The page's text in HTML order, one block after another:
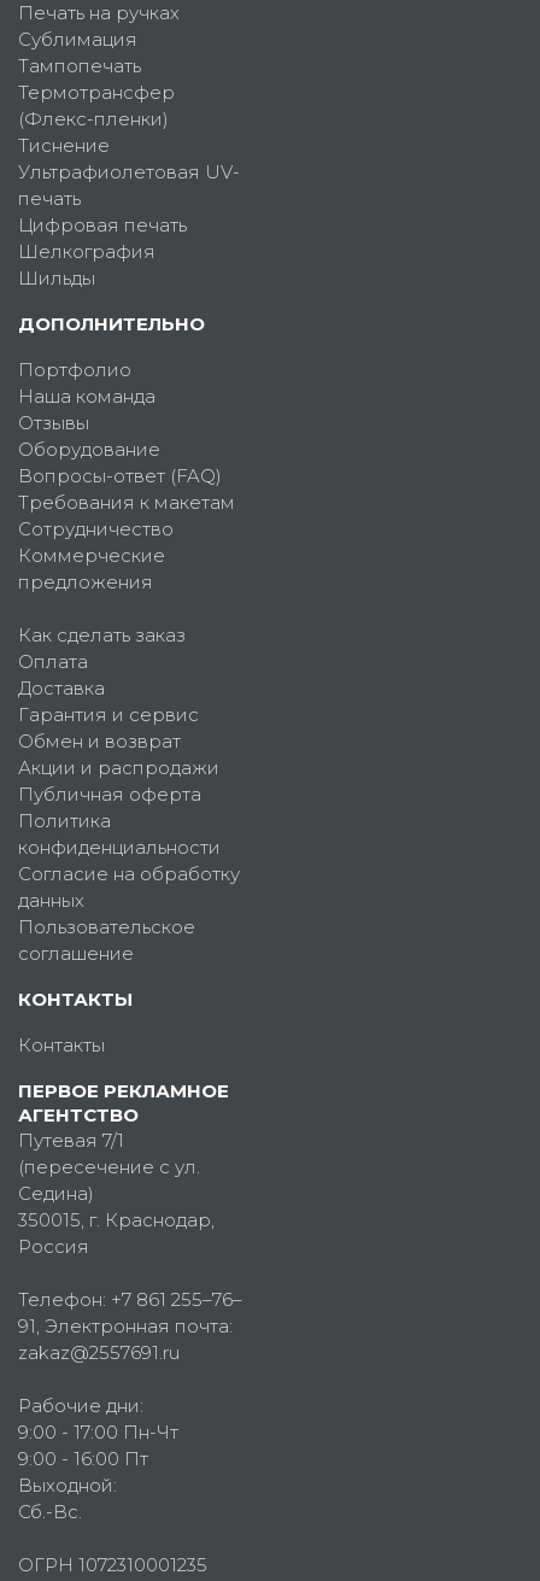
Печать на ручках
Сублимация
Тампопечать
Термотрансфер
(Флекс-пленки)
Тиснение
Ультрафиолетовая UV-
печать
Цифровая печать
Шелкография
Шильды
ДОПОЛНИТЕЛЬНО
Портфолио
Наша команда
Отзывы
Оборудование
Вопросы-ответ (FAQ)
Требования к макетам
Сотрудничество
Коммерческие
предложения
Как сделать заказ
Оплата
Доставка
Гарантия и сервис
Обмен и возврат
Акции и распродажи
Публичная оферта
Политика
конфиденциальности
Согласие на обработку
данных
Пользовательское
соглашение
КОНТАКТЫ
Контакты
ПЕРВОЕ РЕКЛАМНОЕ
АГЕНТСТВО
Путевая 7/1
(пересечение с ул.
Седина)
350015, г. Краснодар,
Россия
Телефон: +7 861 255–76–
91, Электронная почта:
zakaz@2557691.ru
Рабочие дни:
9:00 - 17:00 Пн-Чт
9:00 - 16:00 Пт
Выходной:
Сб.-Вс.
ОГРН 1072310001235